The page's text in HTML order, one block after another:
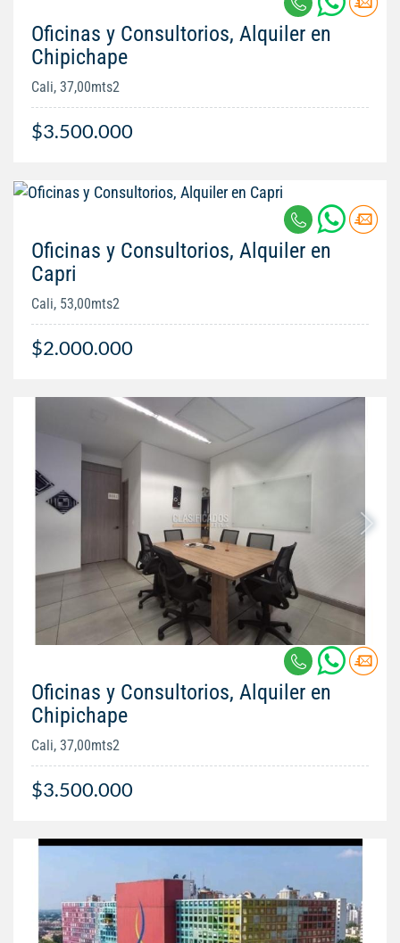
Oficinas y Consultorios, Alquiler en
Chipichape
Cali, 37,00mts2
$3.500.000
Oficinas y Consultorios, Alquiler en
Capri
Cali, 53,00mts2
$2.000.000
Oficinas y Consultorios, Alquiler en
Chipichape
Cali, 37,00mts2
$3.500.000